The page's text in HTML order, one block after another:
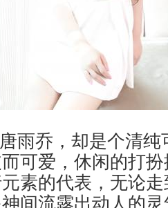
雨乔，却是个清
可爱，休闲的打
素的代表，无论
间流露出动人的